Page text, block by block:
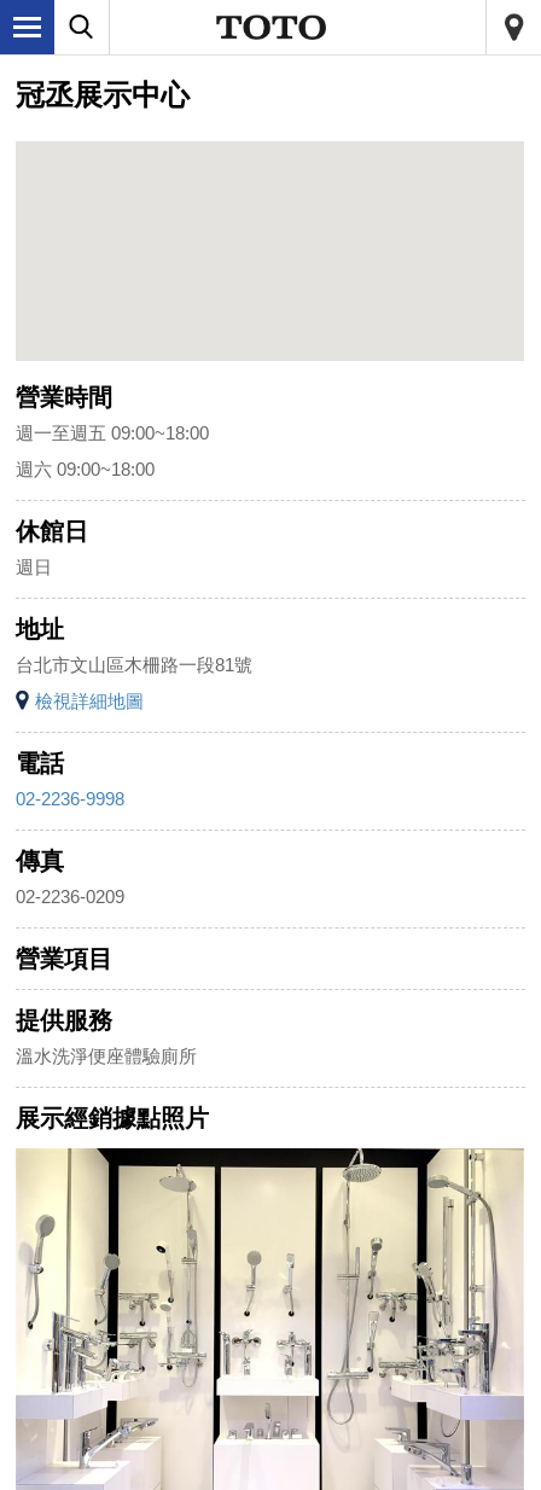
冠丞展示中心
營業時間
週一至週五 09:00~18:00
週六 09:00~18:00
休館日
週日
地址
台北市文山區木柵路一段81號
檢視詳細地圖
電話
02-2236-9998
傳真
02-2236-0209
營業項目
提供服務
溫水洗淨便座體驗廁所
展示經銷據點照片